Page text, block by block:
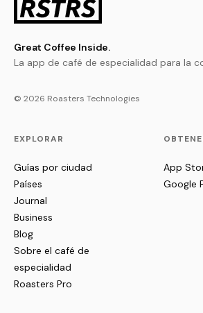
Great Coffee Inside.
La app de café de especialidad para la
© 2026 Roasters Technologies
EXPLORAR
Guías por ciudad
Países
Journal
Business
Blog
Sobre el café de
especialidad
Roasters Pro
App
Google